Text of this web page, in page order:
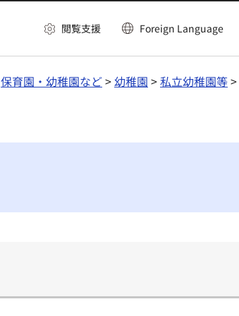
閲覧支援 Foreign Language
保育園・幼稚園など>幼稚園 >私立幼稚園等>